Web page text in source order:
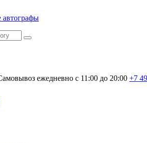
ежедневно с 11:00 до 20:00 +7